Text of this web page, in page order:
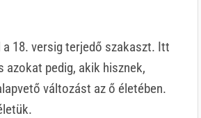
18. versig terjedő szakaszt. Itt
pedig, akik hisznek,
változást az ő életében.